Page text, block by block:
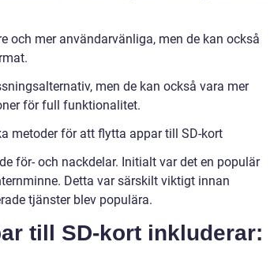
och mer användarvänliga, men de kan också
men de kan också vara mer
för full funktionalitet.
metoder för att flytta appar till SD-kort
för- och nackdelar. Initialt var det en populär
Detta var särskilt viktigt innan
tjänster blev populära.
till SD-kort inkluderar: